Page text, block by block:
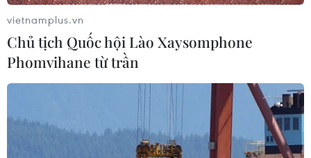
vietnamplus.vn
Chủ tịch Quốc hội Lào Xaysomphone
Phomvihane từ trần